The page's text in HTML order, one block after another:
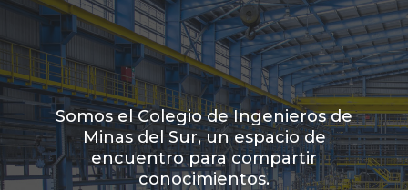
Somos el Colegio de Ingenieros de
Minas del Sur, un espacio de
encuentro para compartir
conocimientos.